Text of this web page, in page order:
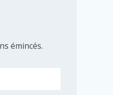
émincés.